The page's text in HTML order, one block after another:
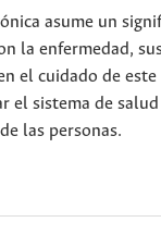
asume un
la enfermedad,
el cuidado de
el sistema de
las personas.